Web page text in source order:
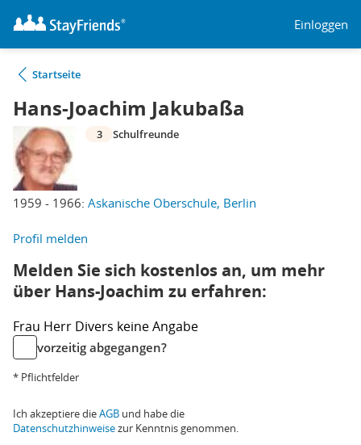
Einloggen
Startseite
Hans-Joachim Jakubaßa
1959 - 1966: Askanische Oberschule, Berlin
3 Schulfreunde
Profil melden
Melden Sie sich kostenlos an, um mehr
über Hans-Joachim zu erfahren:
Frau Herr Divers keine Angabe
vorzeitig abgegangen?
* Pflichtfelder
Ich akzeptiere dieAGB und habe die
Datenschutzhinweisezur Kenntnis genommen.